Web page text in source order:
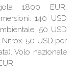
1800 EUR.
140 USD
50 USD
50 USD per
Volo nazionale